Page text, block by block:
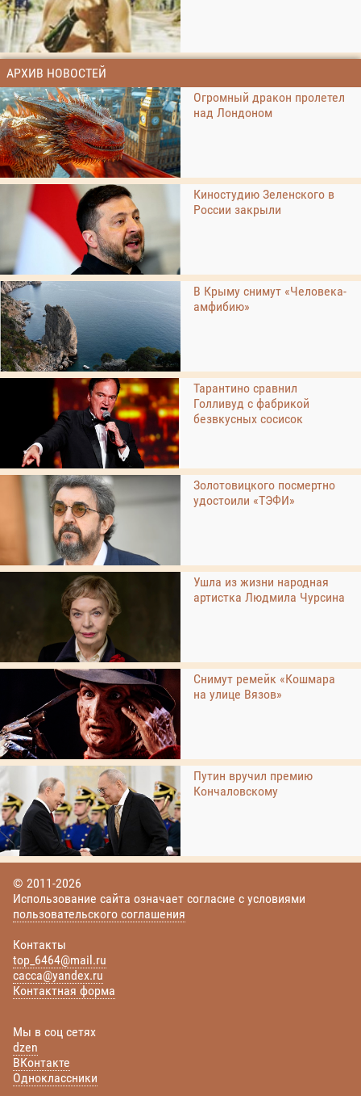
АРХИВ НОВОСТЕЙ
Огромный дракон пролетел
над Лондоном
Киностудию Зеленского в
России закрыли
В Крыму снимут «Человека-
амфибию»
Тарантино сравнил
Голливуд с фабрикой
безвкусных сосисок
Золотовицкого посмертно
удостоили «ТЭФИ»
Ушла из жизни народная
артистка Людмила Чурсина
Снимут ремейк «Кошмара
на улице Вязов»
Путин вручил премию
Кончаловскому
© 2011-2026
Использование сайта означает согласие с условиями
пользовательского соглашения
Контакты
top_6464@mail.ru
cacca@yandex.ru
Контактная форма
Мы в соц сетях
dzen
ВКонтакте
Одноклассники